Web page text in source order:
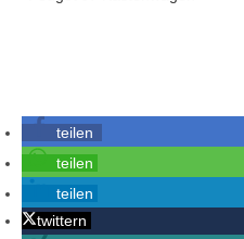
teilen
teilen
teilen
twittern